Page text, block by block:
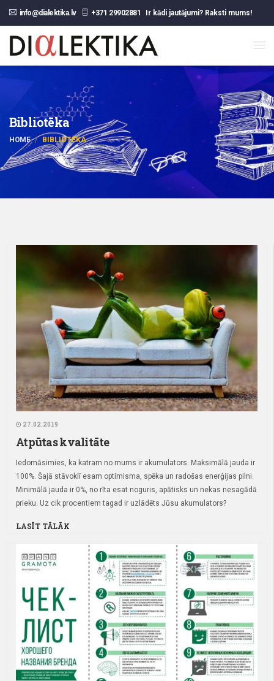
info@dialektika.lv +371 29902881 Ir kādi jautājumi? Raksti mums!
Bibliotēka
HOME BIBLIOTĒKA
27.02.2019
Atpūtas kvalitāte
Iedomāsimies, ka katram no mums ir akumulators. Maksimālā jauda ir
100%. Šajā stāvoklī esam optimisma, spēka un radošas enerģijas pilni.
Minimālā jauda ir 0%, no rīta esat noguris, apātisks un nekas nesagādā
prieku. Uz cik procentiem tagad ir uzlādēts Jūsu akumulators?
LASĪT TĀLĀK